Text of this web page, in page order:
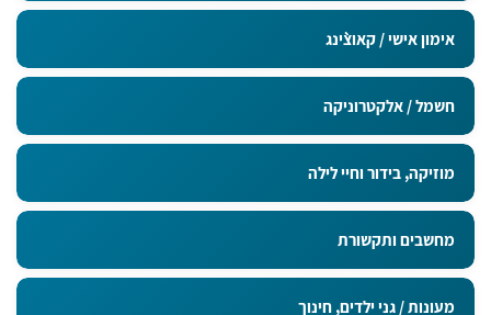
אימון אישי / קאוצ`ינג
חשמל / אלקטרוניקה
מוזיקה, בידור וחיי לילה
מחשבים ותקשורת
מעונות / גני ילדים, חינוך